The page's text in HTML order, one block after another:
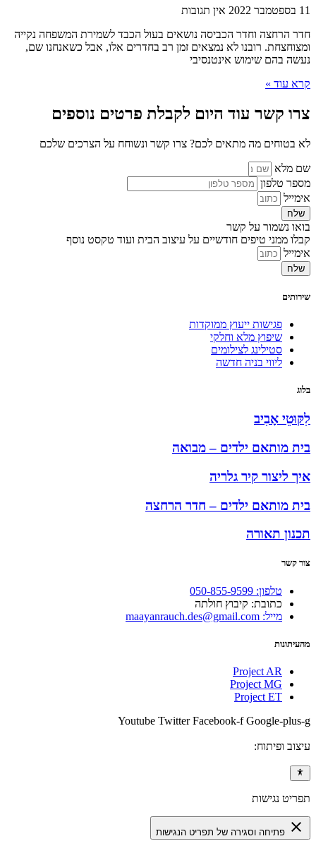
11 בספטמבר 2022
אין תגובות
חדר הרחצה וחדר הכביסה נושאים בעול הכבד לשמירת המשפחה נקייה
ומצוחצחת. רובנו לא נמצאים זמן רב בחדרים אלו, אבל כשאנחנו שם,
נעשה בהם שימוש אינטנסיבי
קרא עוד »
צרו קשר עוד היום לקבלת פרטים נוספים
לא בטוחים מה מתאים לכם? צרו קשר ונשוחח על הצרכים שלכם
שם מלא
מספר טלפון
אימייל
שלח
בואו נשמור על קשר
קבלו ממני טיפים חודשיים על עיצוב הבית ועוד טקסט נוסף
אימייל
שלח
שירותים
פגישות ייעוץ ממוקדות
שיפוץ מלא וחלקי
סטילינג לצילומים
ליווי בניה חדשה
בלוג
לִקּוּטֵי אָבִיב
בית מותאם ילדים – מבואה
איך ליצור קיר גלריה
בית מותאם ילדים – חדר הרחצה
תכנון תאורה
צור קשר
טלפון: 050-855-9599
כתובת: קיבוץ חולתה
מייל: maayanrauch.des@gmail.com
מהעיתונות
Project AR
Project MG
Project ET
Youtube Twitter Facebook-f Google-plus-g
עיצוב ופיתוח:
תפריט נגישות
close פתיחה וסגירה של תפריט הנגישות